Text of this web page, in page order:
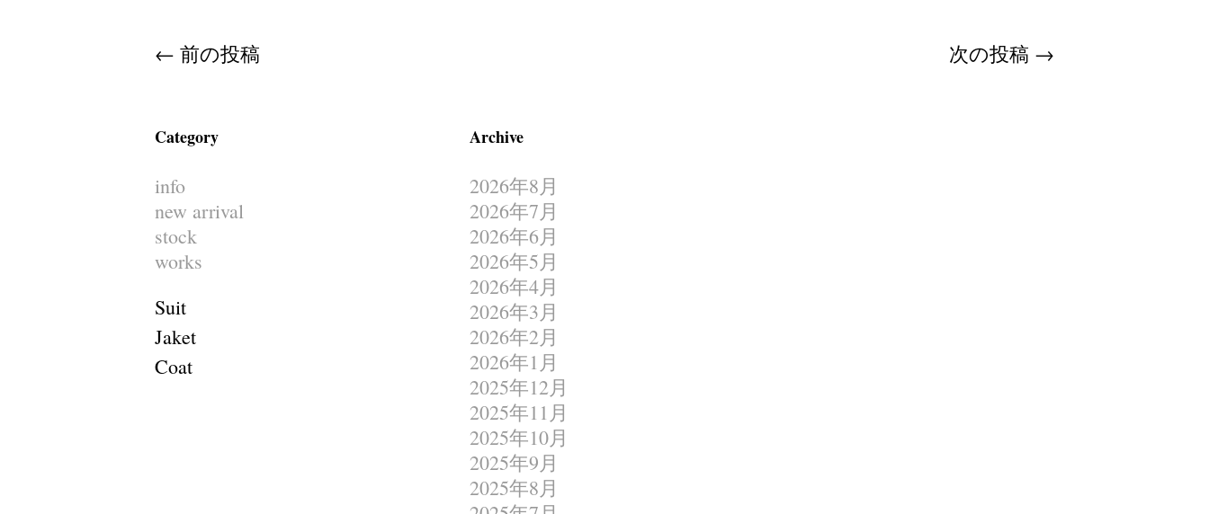
Post navigation
← 前の投稿 次の投稿 →
Category
info
new arrival
stock
works
Suit
Jaket
Coat
Archive
2026年8月
2026年7月
2026年6月
2026年5月
2026年4月
2026年3月
2026年2月
2026年1月
2025年12月
2025年11月
2025年10月
2025年9月
2025年8月